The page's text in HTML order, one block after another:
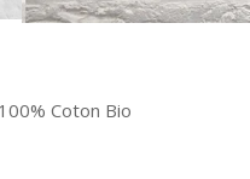
Coton Bio